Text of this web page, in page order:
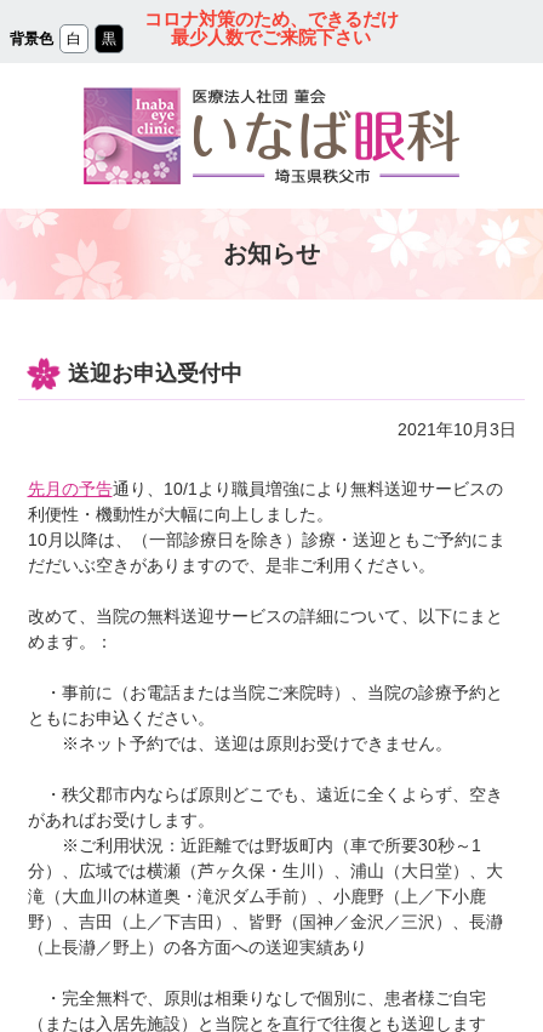
ン
テ
背景色 白 黒
コロナ対策のため、できるだけ
最少人数でご来院下さい
秩父の眼科｜医療法人
社団 菫会 いなば眼
お知らせ
送迎お申込受付中
2021年10月3日
先月の予告通り、10/1より職員増強により無料送迎サービスの
利便性・機動性が大幅に向上しました。
10月以降は、（一部診療日を除き）診療・送迎ともご予約にま
だだいぶ空きがありますので、是非ご利用ください。
改めて、当院の無料送迎サービスの詳細について、以下にまと
めます。：
・事前に（お電話または当院ご来院時）、当院の診療予約と
ともにお申込ください。
※ネット予約では、送迎は原則お受けできません。
・秩父郡市内ならば原則どこでも、遠近に全くよらず、空き
があればお受けします。
※ご利用状況：近距離では野坂町内（車で所要30秒～1
分）、広域では横瀬（芦ヶ久保・生川）、浦山（大日堂）、大
滝（大血川の林道奥・滝沢ダム手前）、小鹿野（上／下小鹿
野）、吉田（上／下吉田）、皆野（国神／金沢／三沢）、長瀞
（上長瀞／野上）の各方面への送迎実績あり
・完全無料で、原則は相乗りなしで個別に、患者様ご自宅
（または入居先施設）と当院とを直行で往復とも送迎します